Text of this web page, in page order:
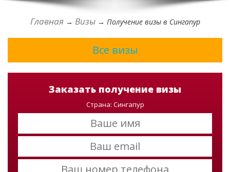
Главная→ Визы→ Получение визы в Сингапур
Все визы
Заказать получение визы
Страна: Сингапур